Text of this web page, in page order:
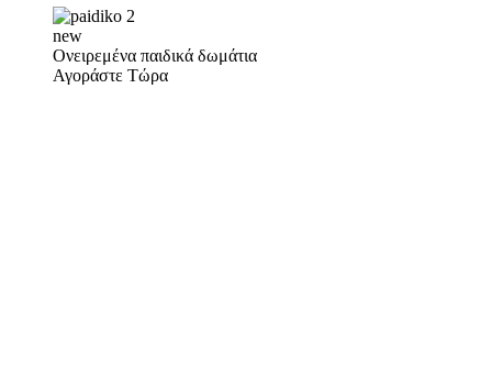
new
Ονειρεμένα παιδικά δωμάτια
Αγοράστε Τώρα